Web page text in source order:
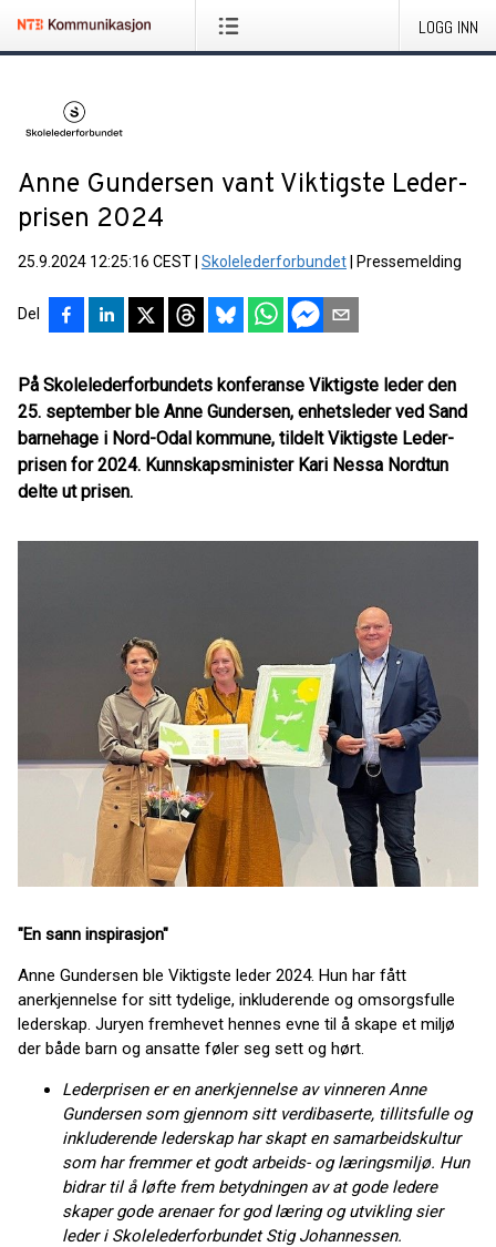
LOGG INN
Anne Gundersen vant Viktigste Leder-
prisen 2024
25.9.2024 12:25:16 CEST Skolelederforbundet Pressemelding
Del
På Skolelederforbundets konferanse Viktigste leder den
25. september ble Anne Gundersen, enhetsleder ved Sand
barnehage i Nord-Odal kommune, tildelt Viktigste Leder-
prisen for 2024. Kunnskapsminister Kari Nessa Nordtun
delte ut prisen.
"En sann inspirasjon"
Anne Gundersen ble Viktigste leder 2024. Hun har fått
anerkjennelse for sitt tydelige, inkluderende og omsorgsfulle
lederskap. Juryen fremhevet hennes evne til å skape et miljø
der både barn og ansatte føler seg sett og hørt.
Lederprisen er en anerkjennelse av vinnerenAnne
Gundersensom gjennom sitt verdibaserte, tillitsfulle og
inkluderende lederskap har skapt en samarbeidskultur
som har fremmer et godt arbeids- og læringsmiljø. Hun
bidrar til å løfte frem betydningen av at gode ledere
skaper gode arenaer for god læring og utvikling sier
leder i Skolelederforbundet Stig Johannessen.